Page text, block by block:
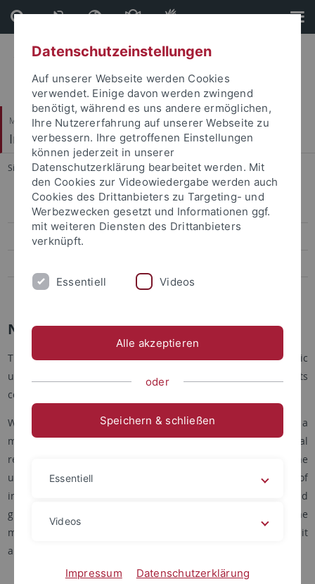
Direkt
zum
Inhalt
Direkt
zur
Fußleiste
Mathematisch-Naturwissenschaftliche Fakultät
Institut für Neurobiologie
Sie sind hier: Startseite ... Research
People
Research
Teaching
Neural Circuits and Behaviour
The long term goal of our research is to reach a mechanistic
understanding of how anatomically-defined neuronal circuits
contribute to cognitive representations and behavior.
We mainly focus on the rodent spatial memory system as a
model for understanding how cognitive functions - like internal
representation of external space - can emerge from the
underlying circuit structure. The experimental accessibility of
internally-generated patterns of activity (i.e. place cells and
grid cells) offers an unprecedent opportunity for exploring the
mechanisms of a “cognitive map of space” at the cellular, circuit
and synaptic level.
Datenschutzeinstellungen
Auf unserer Webseite werden Cookies
verwendet. Einige davon werden zwingend
benötigt, während es uns andere ermöglichen,
Ihre Nutzererfahrung auf unserer Webseite zu
verbessern. Ihre getroffenen Einstellungen
können jederzeit in unserer
Datenschutzerklärung bearbeitet werden. Mit
den Cookies zur Videowiedergabe werden auch
Cookies des Drittanbieters zu Targeting- und
Werbezwecken gesetzt und Informationen ggf.
mit weiteren Diensten des Drittanbieters
verknüpft.
Essentiell Videos
Alle akzeptieren
oder
Speichern & schließen
Essentiell
Videos
Impressum Datenschutzerklärung